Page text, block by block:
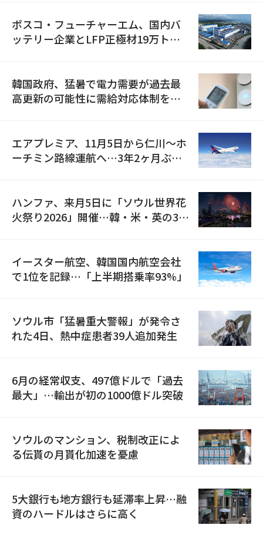
ポスコ・フューチャーエム、国内バ
ッテリー企業とLFP正極材19万トン
韓国政府、猛暑で電力需要が過去最
高更新の可能性に需給対応体制を点
エアプレミア、11月5日から仁川〜ホ
ーチミン路線運航へ…3年2ヶ月ぶり
ハンファ、来月5日に「ソウル世界花
火祭り2026」開催…韓・米・英の3カ
イースター航空、韓国国内航空会社
で1位を記録…「上半期搭乗率93%」
ソウル市「猛暑重大警報」が発令さ
れた4日、熱中症患者39人追加発生
6月の経常収支、497億ドルで「過去
最大」…輸出が初の1000億ドル突破
ソウルのマンション、税制改正によ
る伝貰の月貰化加速を憂慮
5大銀行も地方銀行も延滞率上昇…融
資のハードルはさらに高く